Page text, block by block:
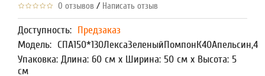
0 отзывов / Написать отзыв
Доступность: Предзаказ
Модель: СПА150*130ЛексаЗеленыйПомпонК40Апельсин,4
Упаковка: Длина: 60 см x Ширина: 50 см x Высота: 5
см